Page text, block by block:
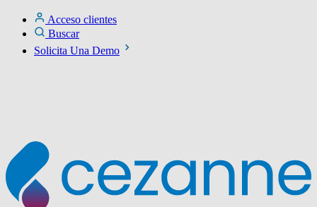
Acceso clientes
Buscar
Solicita Una Demo